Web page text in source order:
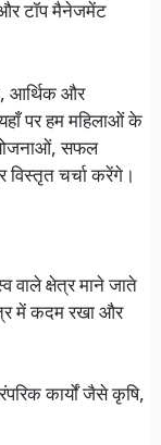
टॉप मैनेजमेंट
आर्थिक और
पर हम महिलाओं के
योजनाओं, सफल
चर्चा करेंगे।
वाले क्षेत्र माने जाते
में कदम रखा और
कार्यों जैसे कृषि,